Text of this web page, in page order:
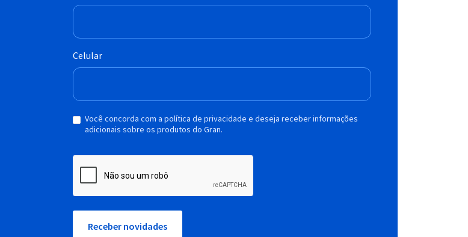
Celular
Você concorda com a política de privacidade e deseja receber informações
adicionais sobre os produtos do Gran.
Receber novidades